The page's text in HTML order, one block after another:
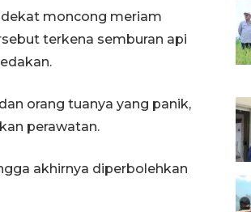
moncong meriam
terkena semburan api
orang tuanya yang panik,
perawatan.
akhirnya diperbolehkan